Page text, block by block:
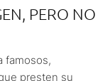
PERO NO
famosos,
presten su